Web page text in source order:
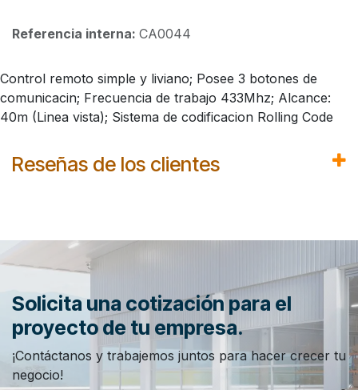
Referencia interna: CA0044
Control remoto simple y liviano; Posee 3 botones de
comunicacin; Frecuencia de trabajo 433Mhz; Alcance:
40m (Linea vista); Sistema de codificacion Rolling Code
Reseñas de los clientes
Solicita una cotización para el
proyecto de tu empresa.
¡Contáctanos y trabajemos juntos para hacer crecer tu
negocio!